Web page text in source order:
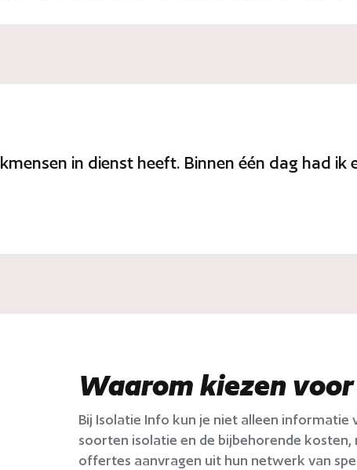
in dienst heeft. Binnen één dag had
Waarom kiezen
Bij Isolatie Info kun je niet alleen informatie
soorten isolatie en de bijbehorende
offertes aanvragen uit hun netwerk van